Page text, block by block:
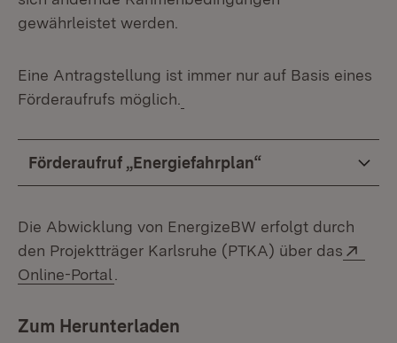
gewährleistet werden.
Eine Antragstellung ist immer nur auf Basis eines
Förderaufrufs möglich.
Förderaufruf „Energiefahrplan“
Die Abwicklung von EnergizeBW erfolgt durch
den Projektträger Karlsruhe (PTKA) über das
Online-Portal
Zum Herunterladen